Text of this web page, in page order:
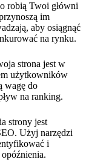
robią Twoi główni
im
aby osiągnąć
na rynku.
strona jest w
użytkowników
wagę do
na ranking.
strony jest
Użyj narzędzi
i